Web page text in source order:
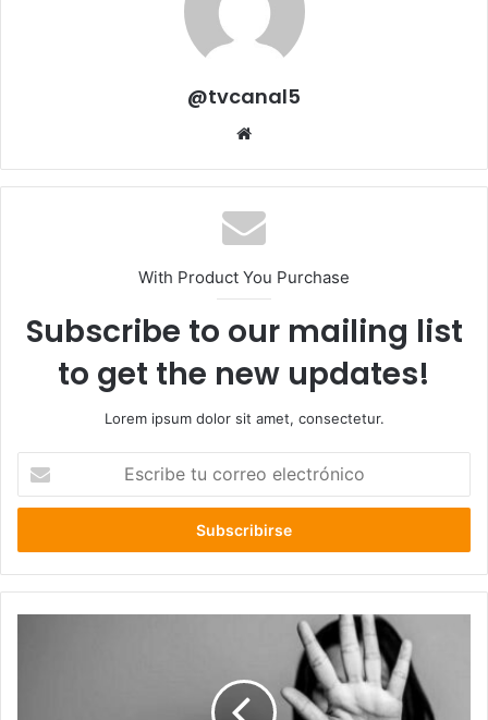
@tvcanal5
With Product You Purchase
Subscribe to our mailing list
to get the new updates!
Lorem ipsum dolor sit amet, consectetur.
correo